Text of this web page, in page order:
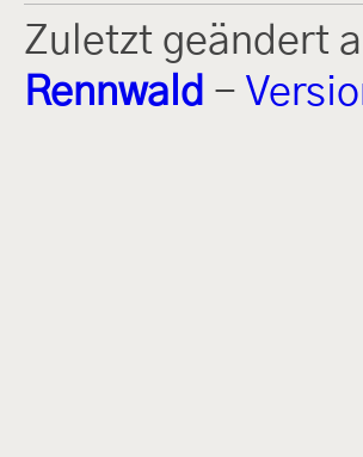
Zuletzt geändert
Rennwald -